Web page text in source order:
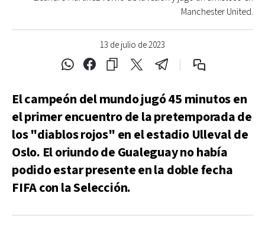
13 de julio de 2023
Manchester United.
El campeón del mundo jugó 45 minutos en
el primer encuentro de la pretemporada de
los "diablos rojos" en el estadio Ulleval de
Oslo. El oriundo de Gualeguay no había
podido estar presente en la doble fecha
FIFA con la Selección.